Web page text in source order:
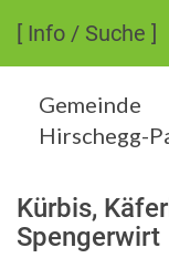
[ Info / Suche ]
Gemeinde
Hirschegg-
Kürbis,
Spengerwirt